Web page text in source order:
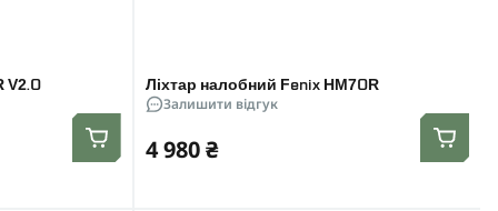
V2.0 Ліхтар налобний Fenix HM70R
Залишити відгук
4 980 ₴